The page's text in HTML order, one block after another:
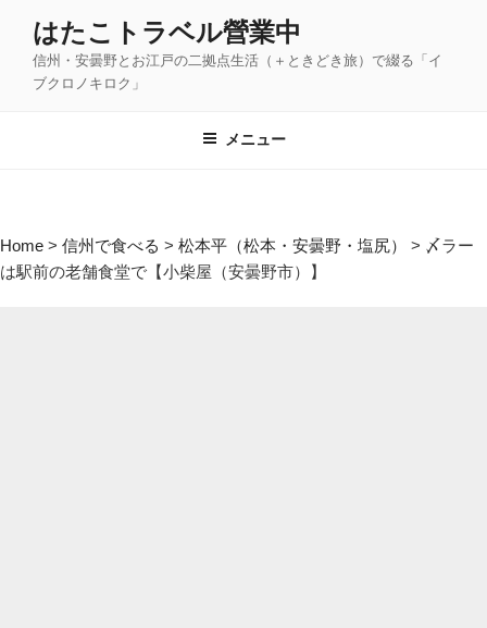
プ
はたこトラベル營業中
信州・安曇野とお江戸の二拠点生活（＋ときどき旅）で綴る「イ
ブクロノキロク」
メニュー
Home > 信州で食べる > 松本平（松本・安曇野・塩尻） > 〆ラー
は駅前の老舗食堂で【小柴屋（安曇野市）】